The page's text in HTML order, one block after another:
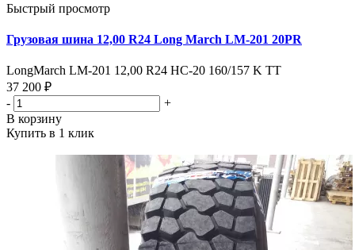
Быстрый просмотр
Грузовая шина 12,00 R24 Long March LM-201 20PR
LongMarch LM-201 12,00 R24 HC-20 160/157 K TT
37 200 ₽
-
+
В корзину
Купить в 1 клик